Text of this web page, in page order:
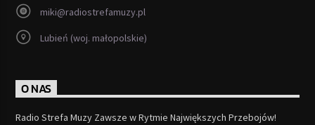
miki@radiostrefamuzy.pl
Lubień (woj. małopolskie)
O NAS
Radio Strefa Muzy Zawsze w Rytmie Największych Przebojów!